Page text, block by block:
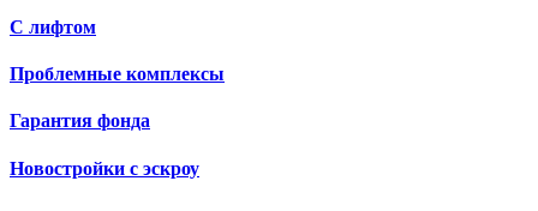
С лифтом
Проблемные комплексы
Гарантия фонда
Новостройки с эскроу